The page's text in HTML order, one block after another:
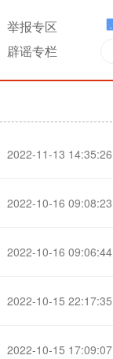
举报专区
辟谣专栏
2022-11-13 14:35:26
2022-10-16 09:08:23
2022-10-16 09:06:44
2022-10-15 22:17:35
2022-10-15 17:09:07